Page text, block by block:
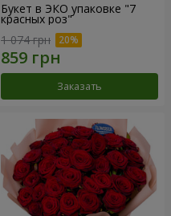
Букет в ЭКО упаковке "7
красных роз"
1 074 грн
Заказать